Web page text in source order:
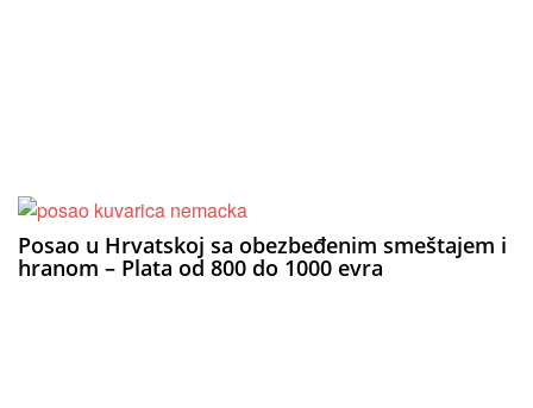
Posao u Hrvatskoj sa obezbeđenim smeštajem i
hranom – Plata od 800 do 1000 evra